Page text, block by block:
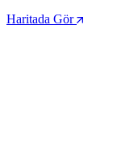
Haritada Gör